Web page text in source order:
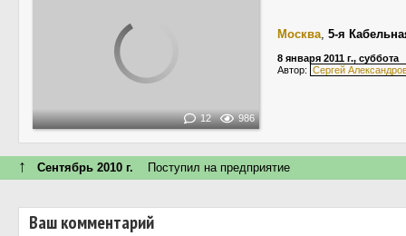
12 986
Москва, 5-я
8 января 2011 г., суббота
Автор: Сергей
↑ Сентябрь 2010 г. Поступил на предприятие
Ваш комментарий